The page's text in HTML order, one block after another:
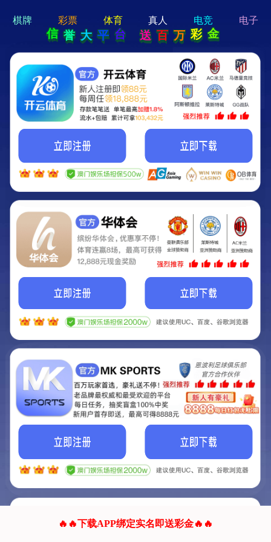
hi 💗
Hey Guys!
我们即将上线啦...
我们的网站正在建设.
它将是非常棒的网站.
联系我们!